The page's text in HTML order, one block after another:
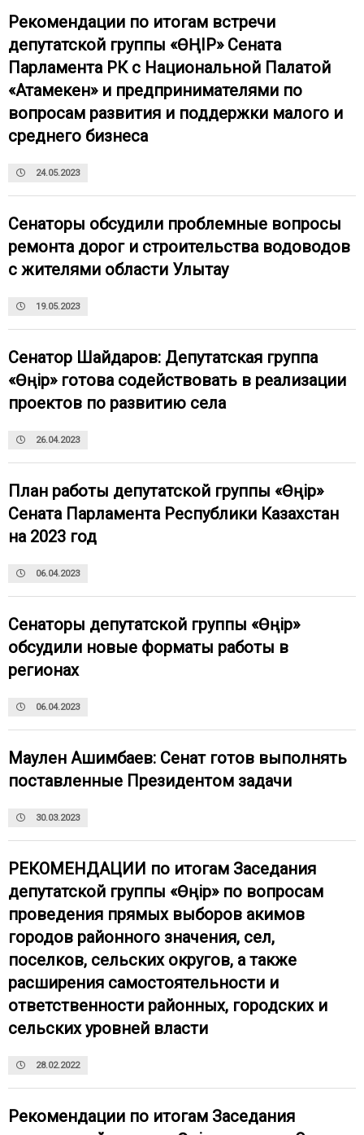
Рекомендации по итогам встречи
депутатской группы «ӨҢІР» Сената
Парламента РК с Национальной Палатой
«Атамекен» и предпринимателями по
вопросам развития и поддержки малого и
среднего бизнеса
24.05.2023
Сенаторы обсудили проблемные вопросы
ремонта дорог и строительства водоводов
с жителями области Улытау
19.05.2023
Сенатор Шайдаров: Депутатская группа
«Өңір» готова содействовать в реализации
проектов по развитию села
26.04.2023
План работы депутатской группы «Өңір»
Сената Парламента Республики Казахстан
на 2023 год
06.04.2023
Сенаторы депутатской группы «Өңір»
обсудили новые форматы работы в
регионах
06.04.2023
Маулен Ашимбаев: Сенат готов выполнять
поставленные Президентом задачи
30.03.2023
РЕКОМЕНДАЦИИ по итогам Заседания
депутатской группы «Өңір» по вопросам
проведения прямых выборов акимов
городов районного значения, сел,
поселков, сельских округов, а также
расширения самостоятельности и
ответственности районных, городских и
сельских уровней власти
28.02.2022
Рекомендации по итогам Заседания